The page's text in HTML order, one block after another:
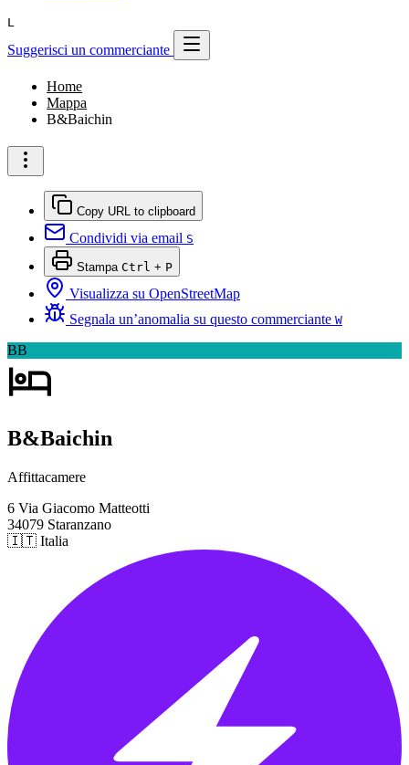
L
Suggerisci un commerciante
Home
Mappa
B&Baichin
Copy URL to clipboard
Condividi via email S
Stampa Ctrl + P
Visualizza su OpenStreetMap
Segnala un’anomalia su questo commerciante W
BB
B&Baichin
Affittacamere
6 Via Giacomo Matteotti
34079 Staranzano
🇮🇹 Italia